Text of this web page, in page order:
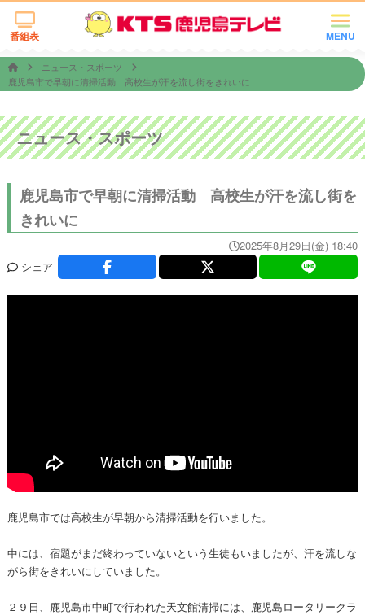
MENU
番組表
ニュース・スポーツ
鹿児島市で早朝に清掃活動 高校生が汗を流し街をきれいに
ニュース・スポーツ
鹿児島市で早朝に清掃活動 高校生が汗を流し街を
きれいに
2025年8月29日(金) 18:40
シェア
鹿児島市では高校生が早朝から清掃活動を行いました。
中には、宿題がまだ終わっていないという生徒もいましたが、汗を流しな
がら街をきれいにしていました。
２９日、鹿児島市中町で行われた天文館清掃には、鹿児島ロータリークラ